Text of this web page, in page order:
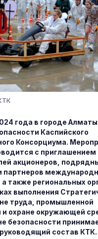
года в городе
Каспийского
Консорциума.
с приглашением
акционеров,
партнеров
также региональных
выполнения
труда, промышленной
и охране окружающей
безопасности
состав КТК.